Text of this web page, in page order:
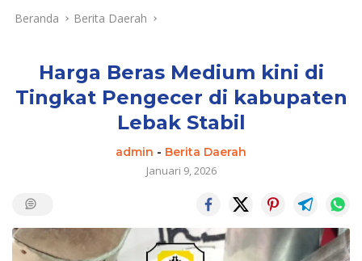
Beranda Berita Daerah
Harga Beras Medium kini di
Tingkat Pengecer di kabupaten
Lebak Stabil
admin - Berita Daerah
Januari 9, 2026